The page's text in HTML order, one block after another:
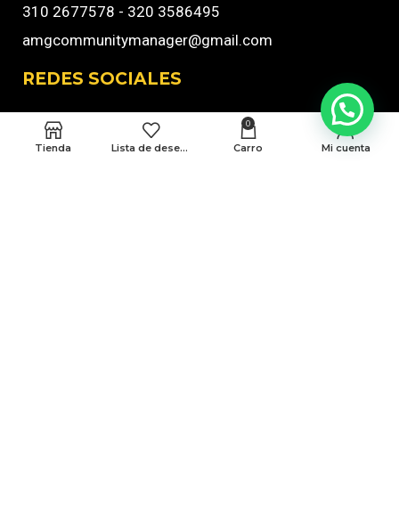
310 2677578 - 320 3586495
amgcommunitymanager@gmail.com
REDES SOCIALES
Tienda Lista de deseos
0
Carro Mi cuenta